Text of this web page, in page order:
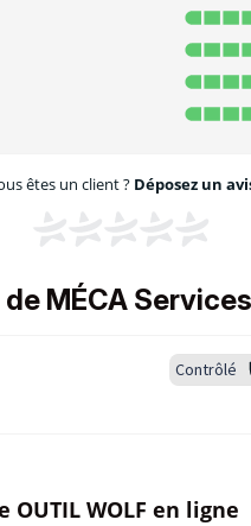
êtes un client ? Déposez un
MÉCA Services
Contrôlé
WOLF en ligne